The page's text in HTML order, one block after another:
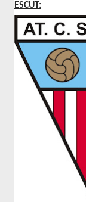
ESCUT: